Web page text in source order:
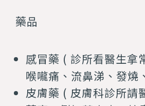
藥品
感冒藥 ( 診所看醫生拿
喉嚨痛、流鼻涕、發燒
皮膚藥 ( 皮膚科診所請